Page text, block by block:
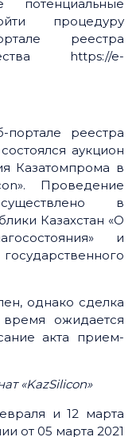
процедуру
реестра
https://e-
реестра
аукцион
Казатомпрома в
Проведение
в
Казахстан «О
и
однако сделка
ожидается
акта прием-
«KazSilicon»
и 12 марта
от 05 марта 2021